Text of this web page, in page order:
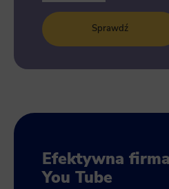
Sprawdź
Efektywna
You Tube